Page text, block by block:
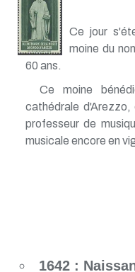
Ce jour
moine du
60 ans.
Ce moine
cathédrale
professeur de
musicale encore en
1642 :